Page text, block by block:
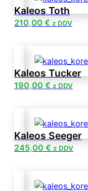
Kaleos Toth
210,00 € z DDV
Kaleos Tucker
190,00 € z DDV
Kaleos Seeger
245,00 € z DDV